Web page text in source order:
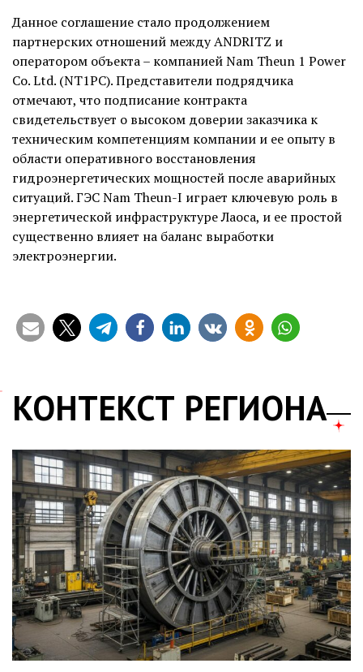
Данное соглашение стало продолжением
партнерских отношений между ANDRITZ и
оператором объекта – компанией Nam Theun 1 Power
Co. Ltd. (NT1PC). Представители подрядчика
отмечают, что подписание контракта
свидетельствует о высоком доверии заказчика к
техническим компетенциям компании и ее опыту в
области оперативного восстановления
гидроэнергетических мощностей после аварийных
ситуаций. ГЭС Nam Theun-I играет ключевую роль в
энергетической инфраструктуре Лаоса, и ее простой
существенно влияет на баланс выработки
электроэнергии.
КОНТЕКСТ РЕГИОНА